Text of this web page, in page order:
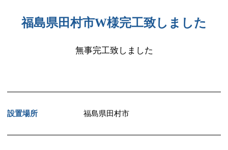
福島県田村市W様完工致しました
無事完工致しました
設置場所 福島県田村市